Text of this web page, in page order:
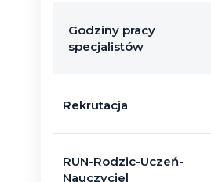
Godziny pracy
specjalistów
Rekrutacja
RUN-Rodzic-Uczeń-
Nauczyciel